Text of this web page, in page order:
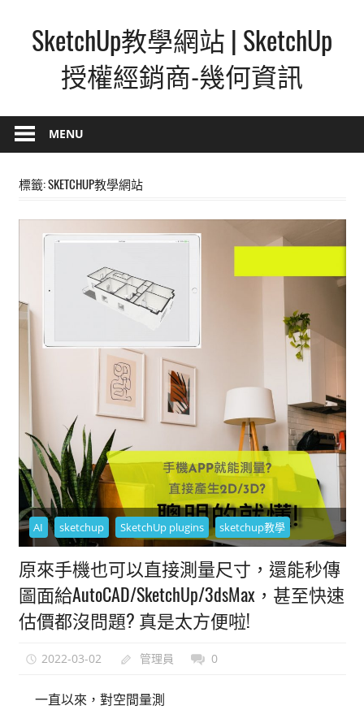
contentSketchUp教學網站 | SketchUp
授權經銷商-幾何資訊
–
最
覺
人
手
的
3D
軟
體
MENU
標籤:SKETCHUP教學網站
AI sketchup SketchUp plugins sketchup教學
原來手機也可以直接測量尺寸，還能秒傳
圖面給AutoCAD/SketchUp/3dsMax，甚至快速
估價都沒問題? 真是太方便啦!
2022-03-02 管理員 0
一直以來，對空間量測